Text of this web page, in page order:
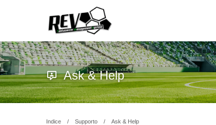
Ask & Help
Indice Supporto Ask & Help